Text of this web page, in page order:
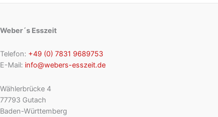
Weber´s Esszeit
Telefon: +49 (0) 7831 9689753
E-Mail: info@webers-esszeit.de
Wählerbrücke 4
77793 Gutach
Baden-Württemberg